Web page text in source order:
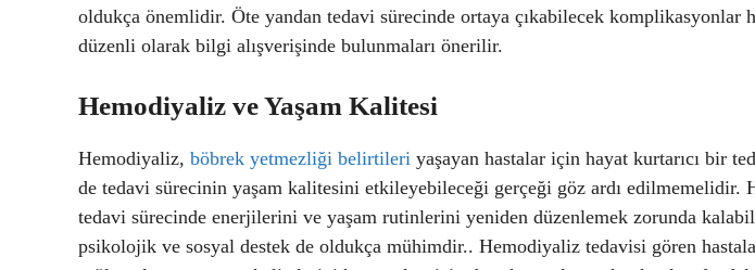
oldukça önemlidir. Öte yandan tedavi sürecinde ortaya çıkabilecek komplikasyonlar
düzenli olarak bilgi alışverişinde bulunmaları önerilir.
Hemodiyaliz ve Yaşam Kalitesi
Hemodiyaliz, böbrek yetmezliği belirtileri yaşayan hastalar için hayat kurtarıcı bir
de tedavi sürecinin yaşam kalitesini etkileyebileceği gerçeği göz ardı edilmemelidir.
tedavi sürecinde enerjilerini ve yaşam rutinlerini yeniden düzenlemek zorunda
psikolojik ve sosyal destek de oldukça mühimdir.. Hemodiyaliz tedavisi gören